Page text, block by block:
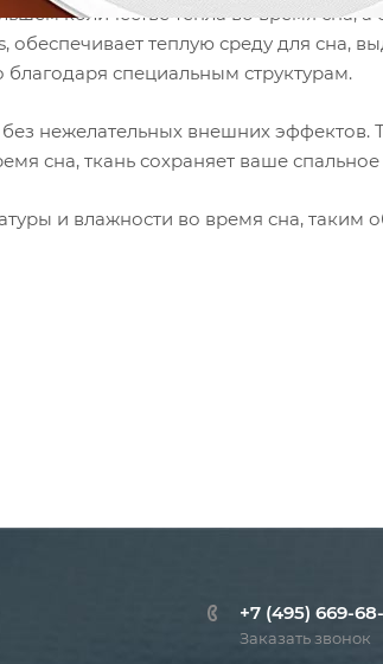
количестве тепла во время сна,
теплую среду для сна,
благодаря специальным структурам.
нежелательных внешних эффектов.
сна, ткань сохраняет ваше
и влажности во время сна, таким
+7 (495) 669-
Заказать звонок